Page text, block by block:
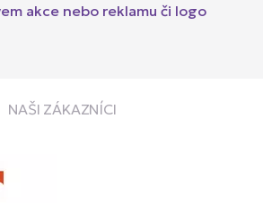
akce nebo reklamu či logo
NAŠI ZÁKAZNÍCI